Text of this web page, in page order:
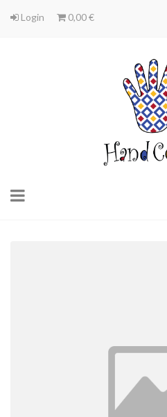
Login 0,00 €
Toggle